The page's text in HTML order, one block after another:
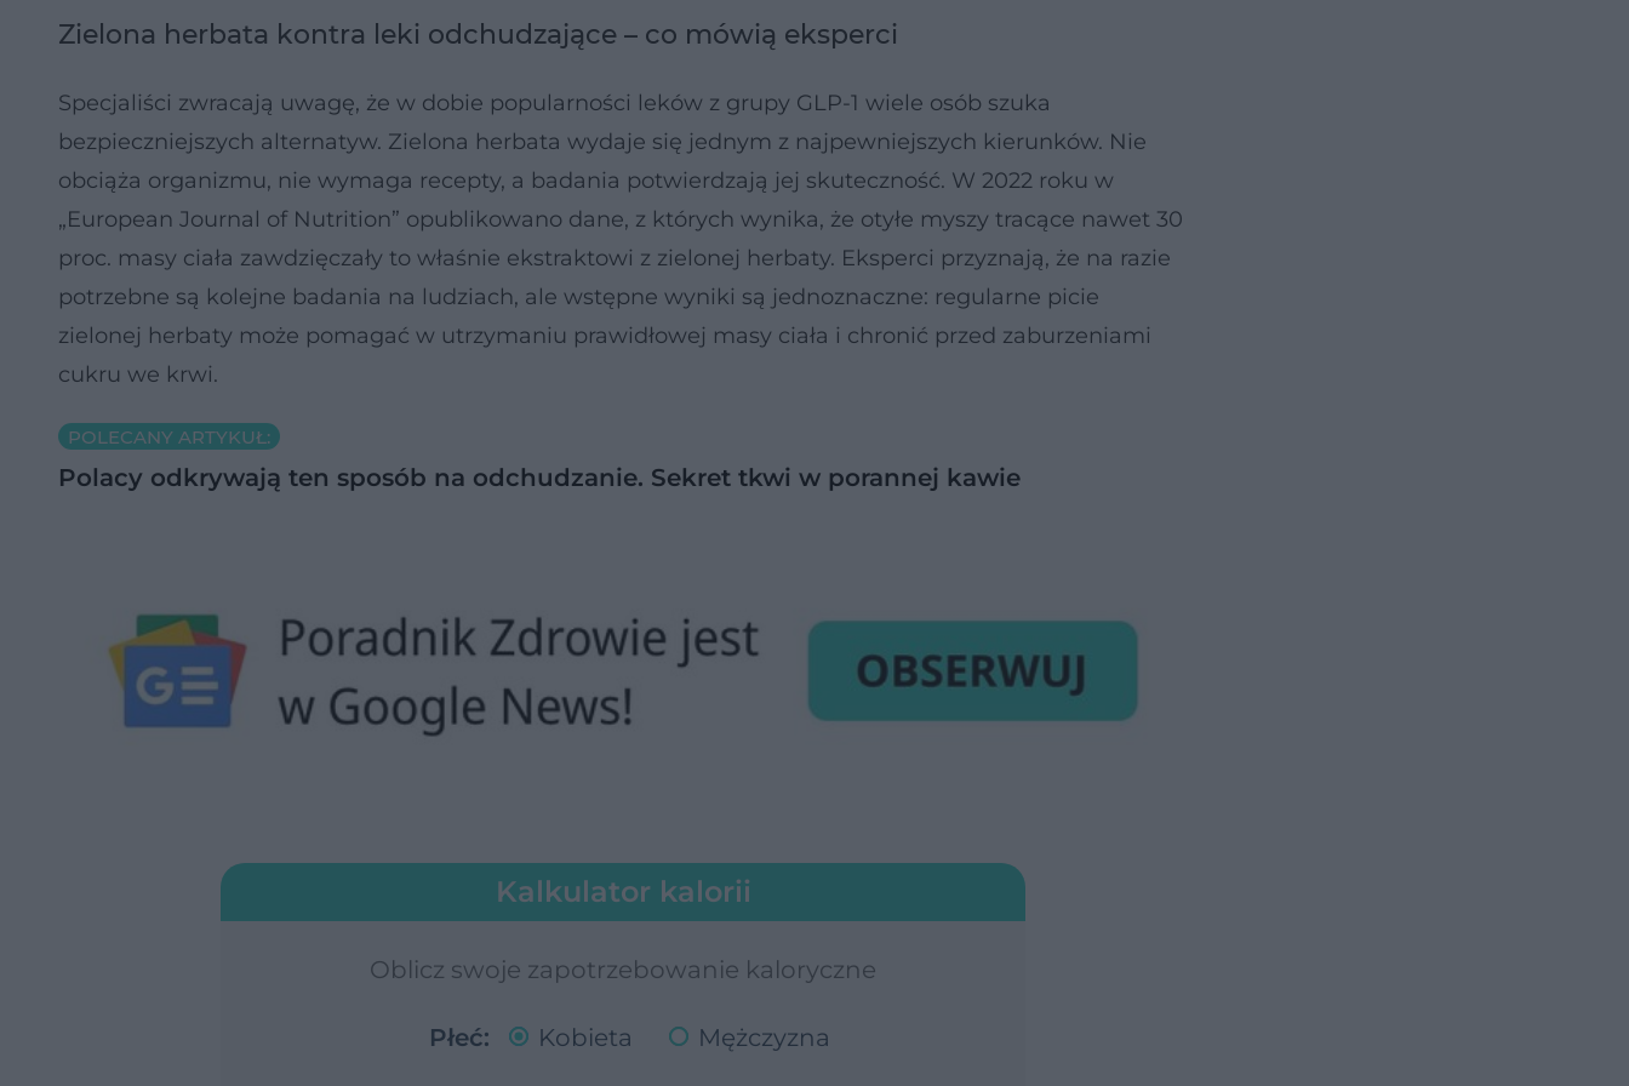
Zielona herbata kontra leki odchudzające – co mówią eksperci
Specjaliści zwracają uwagę, że w dobie popularności leków z grupy GLP-1 wiele osób szuka
bezpieczniejszych alternatyw. Zielona herbata wydaje się jednym z najpewniejszych kierunków. Nie
obciąża organizmu, nie wymaga recepty, a badania potwierdzają jej skuteczność. W 2022 roku w
„European Journal of Nutrition” opublikowano dane, z których wynika, że otyłe myszy tracące nawet 30
proc. masy ciała zawdzięczały to właśnie ekstraktowi z zielonej herbaty. Eksperci przyznają, że na razie
potrzebne są kolejne badania na ludziach, ale wstępne wyniki są jednoznaczne: regularne picie
zielonej herbaty może pomagać w utrzymaniu prawidłowej masy ciała i chronić przed zaburzeniami
cukru we krwi.
POLECANY ARTYKUŁ:
Polacy odkrywają ten sposób na odchudzanie. Sekret tkwi w porannej kawie
Kalkulator kalorii
Oblicz swoje zapotrzebowanie kaloryczne
Płeć: Kobieta Mężczyzna